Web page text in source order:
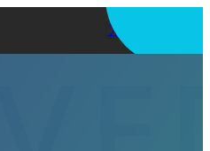
アプリを使う